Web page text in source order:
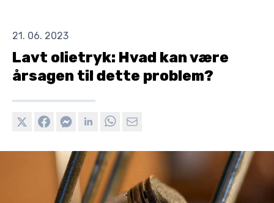
21. 06. 2023
Lavt olietryk: Hvad kan være
årsagen til dette problem?